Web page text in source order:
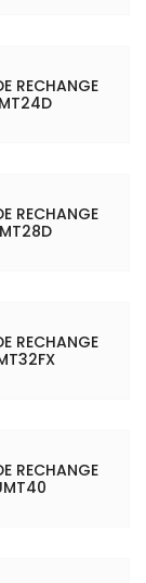
RECHANGE
RECHANGE
RECHANGE
RECHANGE